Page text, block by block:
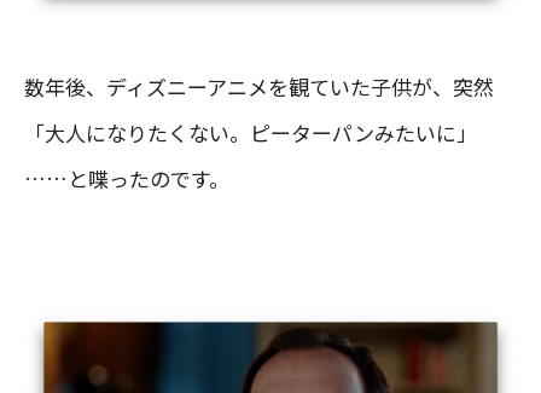
数年後、ディズニーアニメを観ていた子供が、突然
「大人になりたくない。ピーターパンみたいに」
……と喋ったのです。